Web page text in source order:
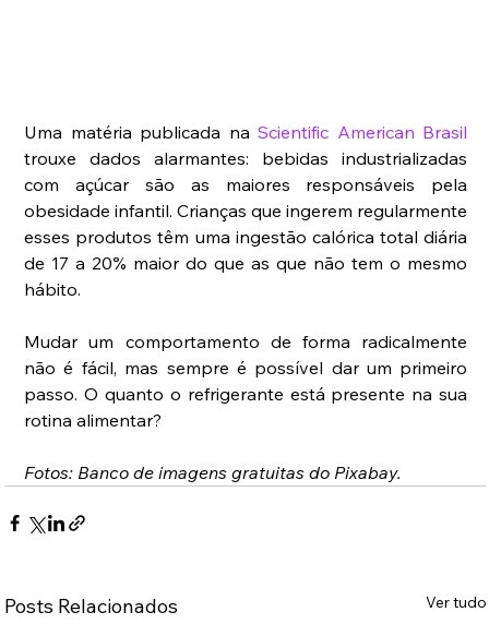
Uma matéria publicada na Scientific American Brasil
trouxe dados alarmantes: bebidas industrializadas
com açúcar são as maiores responsáveis pela
obesidade infantil. Crianças que ingerem regularmente
esses produtos têm uma ingestão calórica total diária
de 17 a 20% maior do que as que não tem o mesmo
hábito.
Mudar um comportamento de forma radicalmente
não é fácil, mas sempre é possível dar um primeiro
passo. O quanto o refrigerante está presente na sua
rotina alimentar?
Fotos: Banco de imagens gratuitas do Pixabay.
Posts Relacionados Ver tudo